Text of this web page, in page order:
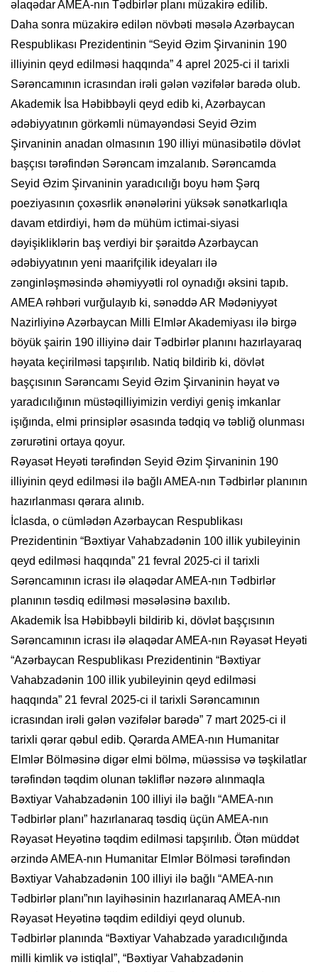
əlaqədar AMEA-nın Tədbirlər planı müzakirə edilib.
Daha sonra müzakirə edilən növbəti məsələ Azərbaycan
Respublikası Prezidentinin “Seyid Əzim Şirvaninin 190
illiyinin qeyd edilməsi haqqında” 4 aprel 2025-ci il tarixli
Sərəncamının icrasından irəli gələn vəzifələr barədə olub.
Akademik İsa Həbibbəyli qeyd edib ki, Azərbaycan
ədəbiyyatının görkəmli nümayəndəsi Seyid Əzim
Şirvaninin anadan olmasının 190 illiyi münasibətilə dövlət
başçısı tərəfindən Sərəncam imzalanıb. Sərəncamda
Seyid Əzim Şirvaninin yaradıcılığı boyu həm Şərq
poeziyasının çoxəsrlik ənənələrini yüksək sənətkarlıqla
davam etdirdiyi, həm də mühüm ictimai-siyasi
dəyişikliklərin baş verdiyi bir şəraitdə Azərbaycan
ədəbiyyatının yeni maarifçilik ideyaları ilə
zənginləşməsində əhəmiyyətli rol oynadığı əksini tapıb.
AMEA rəhbəri vurğulayıb ki, sənəddə AR Mədəniyyət
Nazirliyinə Azərbaycan Milli Elmlər Akademiyası ilə birgə
böyük şairin 190 illiyinə dair Tədbirlər planını hazırlayaraq
həyata keçirilməsi tapşırılıb. Natiq bildirib ki, dövlət
başçısının Sərəncamı Seyid Əzim Şirvaninin həyat və
yaradıcılığının müstəqilliyimizin verdiyi geniş imkanlar
işığında, elmi prinsiplər əsasında tədqiq və təbliğ olunması
zərurətini ortaya qoyur.
Rəyasət Heyəti tərəfindən Seyid Əzim Şirvaninin 190
illiyinin qeyd edilməsi ilə bağlı AMEA-nın Tədbirlər planının
hazırlanması qərara alınıb.
İclasda, o cümlədən Azərbaycan Respublikası
Prezidentinin “Bəxtiyar Vahabzadənin 100 illik yubileyinin
qeyd edilməsi haqqında” 21 fevral 2025-ci il tarixli
Sərəncamının icrası ilə əlaqədar AMEA-nın Tədbirlər
planının təsdiq edilməsi məsələsinə baxılıb.
Akademik İsa Həbibbəyli bildirib ki, dövlət başçısının
Sərəncamının icrası ilə əlaqədar AMEA-nın Rəyasət Heyəti
“Azərbaycan Respublikası Prezidentinin “Bəxtiyar
Vahabzadənin 100 illik yubileyinin qeyd edilməsi
haqqında” 21 fevral 2025-ci il tarixli Sərəncamının
icrasından irəli gələn vəzifələr barədə” 7 mart 2025-ci il
tarixli qərar qəbul edib. Qərarda AMEA-nın Humanitar
Elmlər Bölməsinə digər elmi bölmə, müəssisə və təşkilatlar
tərəfindən təqdim olunan təkliflər nəzərə alınmaqla
Bəxtiyar Vahabzadənin 100 illiyi ilə bağlı “AMEA-nın
Tədbirlər planı” hazırlanaraq təsdiq üçün AMEA-nın
Rəyasət Heyətinə təqdim edilməsi tapşırılıb. Ötən müddət
ərzində AMEA-nın Humanitar Elmlər Bölməsi tərəfindən
Bəxtiyar Vahabzadənin 100 illiyi ilə bağlı “AMEA-nın
Tədbirlər planı”nın layihəsinin hazırlanaraq AMEA-nın
Rəyasət Heyətinə təqdim edildiyi qeyd olunub.
Tədbirlər planında “Bəxtiyar Vahabzadə yaradıcılığında
milli kimlik və istiqlal”, “Bəxtiyar Vahabzadənin